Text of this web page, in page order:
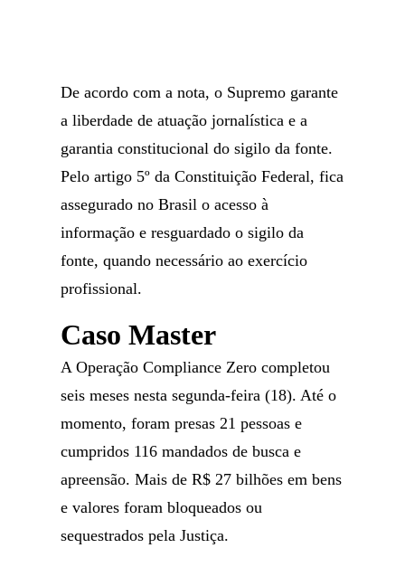
De acordo com a nota, o Supremo garante
a liberdade de atuação jornalística e a
garantia constitucional do sigilo da fonte.
Pelo artigo 5º da Constituição Federal, fica
assegurado no Brasil o acesso à
informação e resguardado o sigilo da
fonte, quando necessário ao exercício
profissional.
Caso Master
A Operação Compliance Zero completou
seis meses nesta segunda-feira (18). Até o
momento, foram presas 21 pessoas e
cumpridos 116 mandados de busca e
apreensão. Mais de R$ 27 bilhões em bens
e valores foram bloqueados ou
sequestrados pela Justiça.